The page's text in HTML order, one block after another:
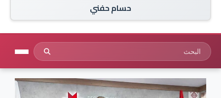
حسام حفني